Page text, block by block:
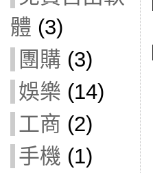
體 (3)
團購 (3)
娛樂 (14)
工商 (2)
手機 (1)